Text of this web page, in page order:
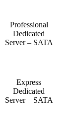
Professional
Dedicated
Server – SATA
Express
Dedicated
Server – SATA